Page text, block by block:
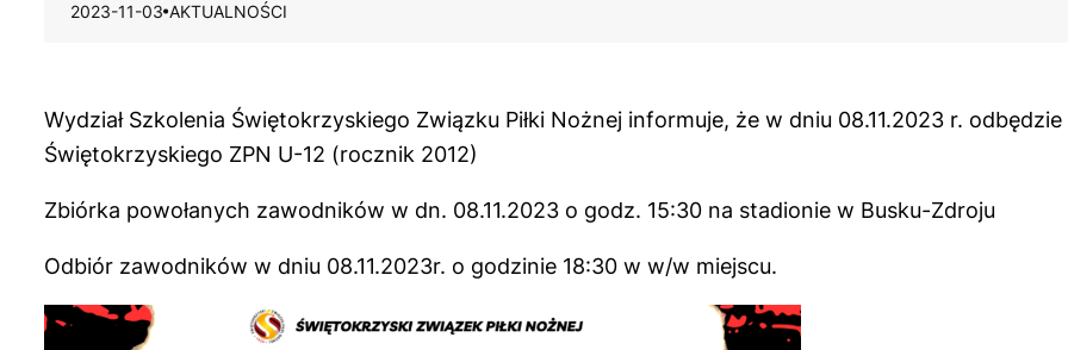
2023-11-03 AKTUALNOŚCI
Wydział Szkolenia Świętokrzyskiego Związku Piłki Nożnej informuje, że w dniu 08.11.2023 r.
Świętokrzyskiego ZPN U-12 (rocznik 2012)
Zbiórka powołanych zawodników w dn. 08.11.2023 o godz. 15:30 na stadionie w Busku-Zdroju
Odbiór zawodników w dniu 08.11.2023r. o godzinie 18:30 w w/w miejscu.